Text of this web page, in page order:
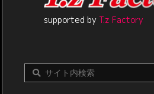
supported by T.z Factory